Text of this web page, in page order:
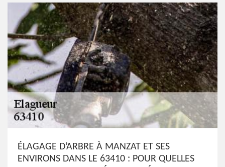
ÉLAGAGE D’ARBRE À MANZAT ET SES
ENVIRONS DANS LE 63410 : POUR QUELLES